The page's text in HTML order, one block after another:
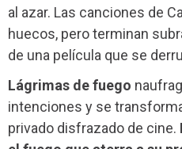
al azar. Las canciones de
huecos, pero terminan
de una película que se
Lágrimas de fuego
intenciones y se
privado disfrazado de cine.